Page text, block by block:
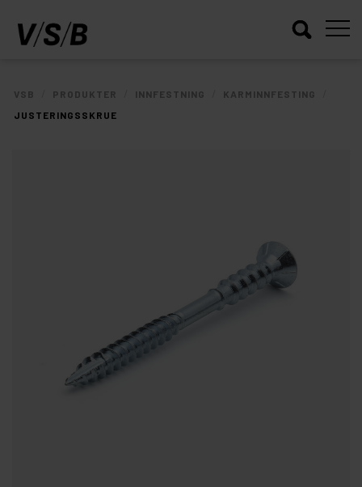
VSB PRODUKTER INNFESTNING KARMINNFESTING
JUSTERINGSSKRUE